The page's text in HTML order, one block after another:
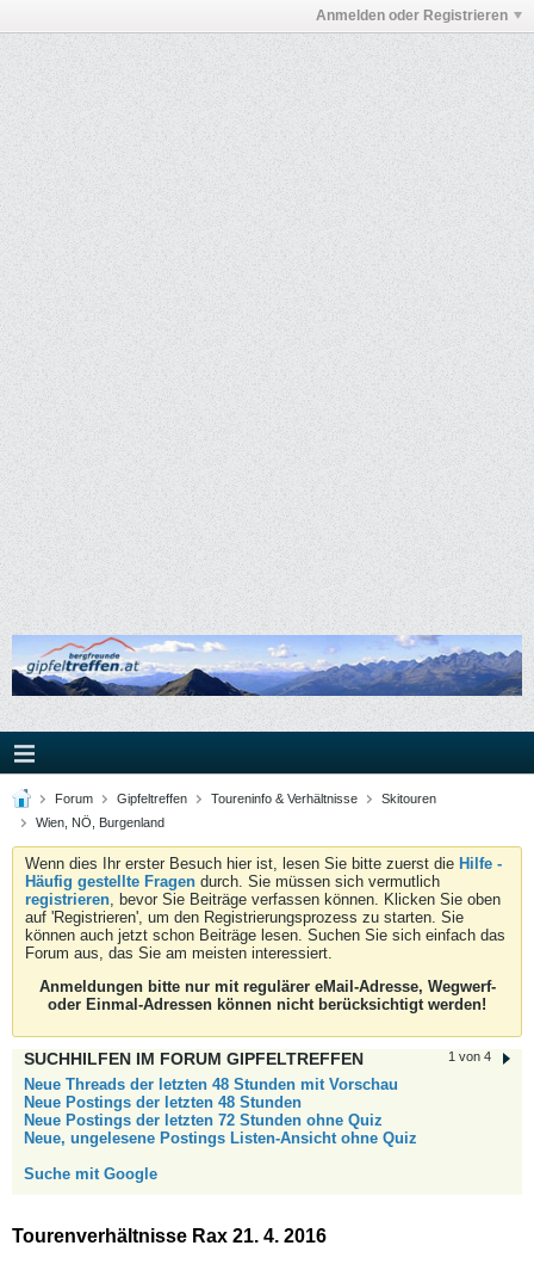
Anmelden oder Registrieren
Forum Gipfeltreffen Toureninfo & Verhältnisse
Skitouren
Wien, NÖ, Burgenland
Wenn dies Ihr erster Besuch hier ist, lesen Sie bitte zuerst die Hilfe -
Häufig gestellte Fragen durch. Sie müssen sich vermutlich
registrieren, bevor Sie Beiträge verfassen können. Klicken Sie oben
auf 'Registrieren', um den Registrierungsprozess zu starten. Sie
können auch jetzt schon Beiträge lesen. Suchen Sie sich einfach das
Forum aus, das Sie am meisten interessiert.
Anmeldungen bitte nur mit regulärer eMail-Adresse, Wegwerf-
oder Einmal-Adressen können nicht berücksichtigt werden!
1 von 4
SUCHHILFEN IM FORUM GIPFELTREFFEN
Neue Threads der letzten 48 Stunden mit Vorschau
Neue Postings der letzten 48 Stunden
Neue Postings der letzten 72 Stunden ohne Quiz
Neue, ungelesene Postings Listen-Ansicht ohne Quiz
Suche mit Google
Tourenverhältnisse Rax 21. 4. 2016